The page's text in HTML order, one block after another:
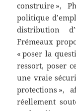
construire »,
politique
distribution
Frémeaux
« poser la
ressort, poser
une vraie
protections »,
réellement